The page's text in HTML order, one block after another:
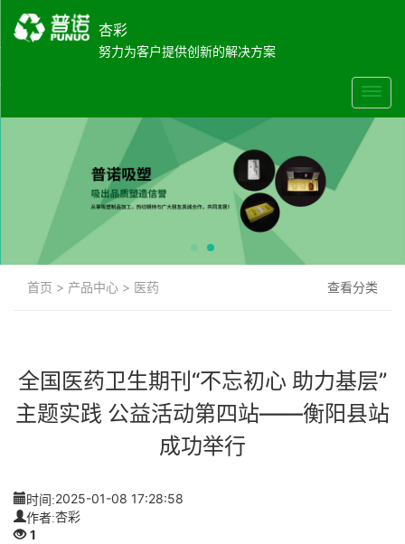
杏彩
努力为客户提供创新的解决方案
首页 > 产品中心 > 医药 查看分类
全国医药卫生期刊“不忘初心 助力基层”
主题实践 公益活动第四站——衡阳县站
成功举行
时间:2025-01-08 17:28:58
作者:杏彩
1